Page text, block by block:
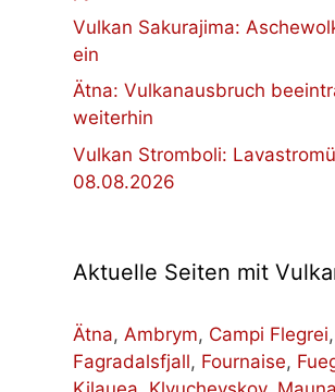
Vulkan Sakurajima:
ein
Ätna: Vulkanausbruch
weiterhin
Vulkan Stromboli:
08.08.2026
Aktuelle Seiten mit
Ätna, Ambrym, Campi Flegrei,
Fagradalsfjall, Fournaise,